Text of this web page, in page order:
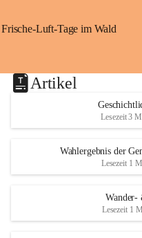
Frische-Luft-Tage im Wald
Artikel
Lesezeit 3
Wahlergebnis der
Lesezeit 1
Wander-
Lesezeit 1